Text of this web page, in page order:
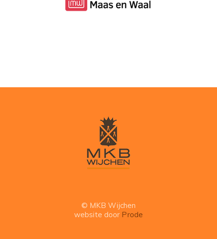
© MKB Wijchen
website door Prode